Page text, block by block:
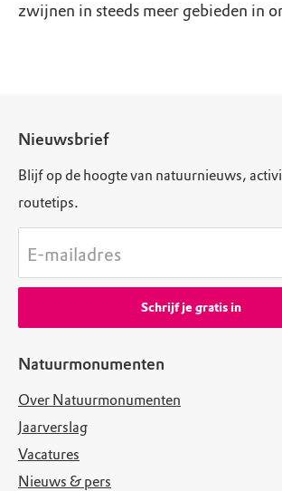
zwijnen in steeds meer gebieden in
Natuurmonumenten
Over Natuurmonumenten
Jaarverslag
Vacatures
Nieuws & pers
Nieuwsbrief
Blijf op de hoogte van natuurnieuws,
routetips.
E-mailadres
Schrijf je gratis in